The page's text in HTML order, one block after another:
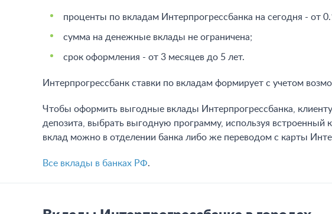
проценты по вкладам Интерпрогрессбанка на сегодня - от
сумма на денежные вклады не ограничена;
срок оформления - от 3 месяцев до 5 лет.
Интерпрогрессбанк ставки по вкладам формирует с учетом
Чтобы оформить выгодные вклады Интерпрогрессбанка,
депозита, выбрать выгодную программу, используя встроенный
вклад можно в отделении банка либо же переводом с карты
Все вклады в банках РФ.